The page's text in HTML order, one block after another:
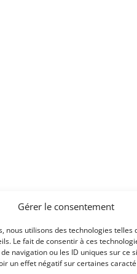
Gérer le consentement
nous utilisons des technologies telles
Le fait de consentir à ces
navigation ou les ID uniques sur ce
un effet négatif sur certaines